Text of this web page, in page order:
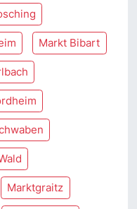
Markt Bibart
Marktgraitz